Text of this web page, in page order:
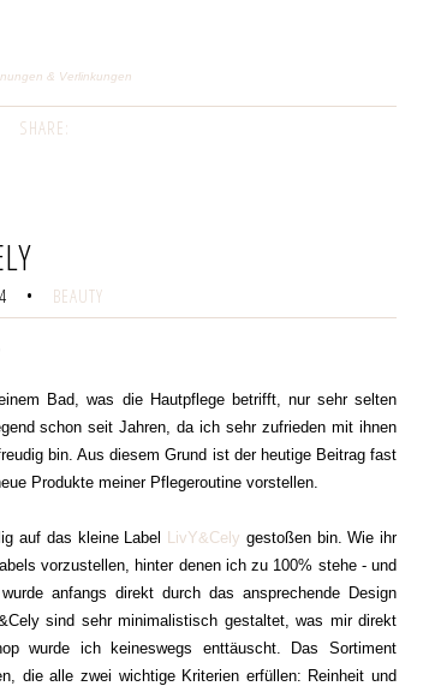
& Verlinkungen
SHARE:
• BEAUTY
Bad, was die Hautpflege betrifft, nur sehr selten
schon seit Jahren, da ich sehr zufrieden mit ihnen
bin. Aus diesem Grund ist der heutige Beitrag fast
Produkte meiner Pflegeroutine vorstellen.
auf das kleine Label LivY&Cely gestoßen bin. Wie ihr
vorzustellen, hinter denen ich zu 100% stehe - und
anfangs direkt durch das ansprechende Design
sind sehr minimalistisch gestaltet, was mir direkt
wurde ich keineswegs enttäuscht. Das Sortiment
die alle zwei wichtige Kriterien erfüllen: Reinheit und